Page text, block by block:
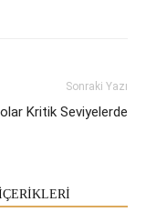
Sonraki Yazı
Kritik Seviyelerde